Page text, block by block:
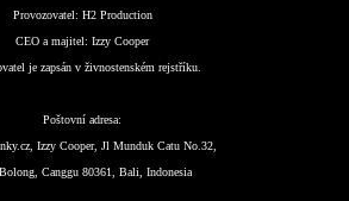
Provozovatel: H2 Production
CEO a majitel: Izzy Cooper
je zapsán v živnostenském rejstříku.
Poštovní adresa:
Izzy Cooper, Jl Munduk Catu No.32,
Canggu 80361, Bali, Indonesia